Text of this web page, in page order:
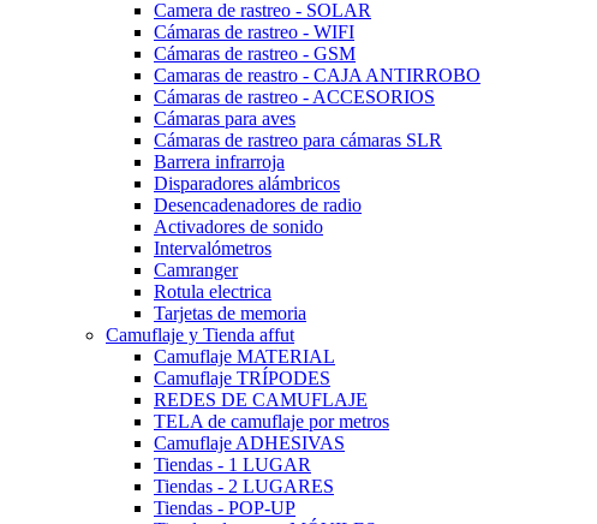
Camera de rastreo - SOLAR
Cámaras de rastreo - WIFI
Cámaras de rastreo - GSM
Camaras de reastro - CAJA ANTIRROBO
Cámaras de rastreo - ACCESORIOS
Cámaras para aves
Cámaras de rastreo para cámaras SLR
Barrera infrarroja
Disparadores alámbricos
Desencadenadores de radio
Activadores de sonido
Intervalómetros
Camranger
Rotula electrica
Tarjetas de memoria
Camuflaje y Tienda affut
Camuflaje MATERIAL
Camuflaje TRÍPODES
REDES DE CAMUFLAJE
TELA de camuflaje por metros
Camuflaje ADHESIVAS
Tiendas - 1 LUGAR
Tiendas - 2 LUGARES
Tiendas - POP-UP